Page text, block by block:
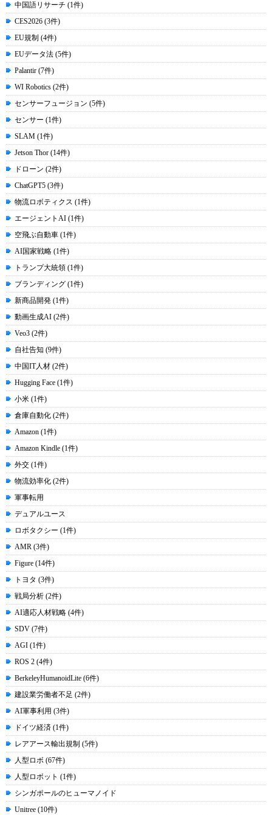
中国語リサーチ (1件)
CES2026 (3件)
EU規制 (4件)
EUデータ法 (5件)
Palantir (7件)
WI Robotics (2件)
センサーフュージョン (5件)
センサー (1件)
SLAM (1件)
Jetson Thor (14件)
ドローン (2件)
ChatGPT5 (3件)
物流ロボティクス (1件)
エージェントAI (1件)
空飛ぶ自動車 (1件)
AI国家戦略 (1件)
トランプ大統領 (1件)
ブランディング (1件)
新商品開発 (1件)
動画生成AI (2件)
Veo3 (2件)
自社告知 (9件)
中国IT人材 (2件)
Hugging Face (1件)
小米 (1件)
倉庫自動化 (2件)
Amazon (1件)
Amazon Kindle (1件)
外交 (1件)
物流効率化 (2件)
軍事転用
デュアルユース
ロボタクシー (1件)
AMR (3件)
Figure (14件)
トヨタ (3件)
戦局分析 (2件)
AI適応人材戦略 (4件)
SDV (7件)
AGI (1件)
ROS 2 (4件)
BerkeleyHumanoidLite (6件)
建設業労働者不足 (2件)
AI軍事利用 (3件)
ドイツ経済 (1件)
レアアース輸出規制 (5件)
人型ロボ (67件)
人型ロボット (1件)
シンガポールのヒューマノイド
Unitree (10件)